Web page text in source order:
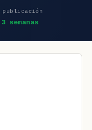
publicación
semanas